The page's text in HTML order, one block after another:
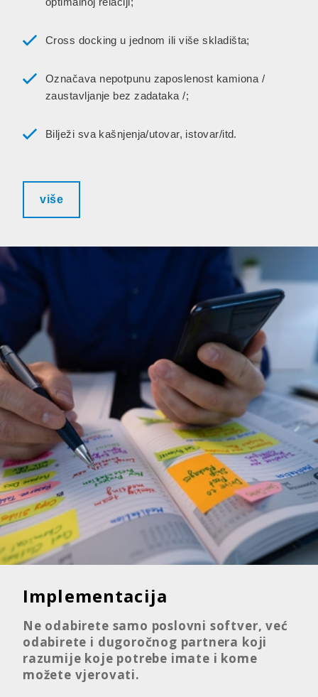
Cross docking u jednom ili više skladišta;
Označava nepotpunu zaposlenost kamiona /
zaustavljanje bez zadataka /;
Bilježi sva kašnjenja/utovar, istovar/itd.
više
Implementacija
Ne odabirete samo poslovni softver, već
odabirete i dugoročnog partnera koji
razumije koje potrebe imate i kome
možete vjerovati.